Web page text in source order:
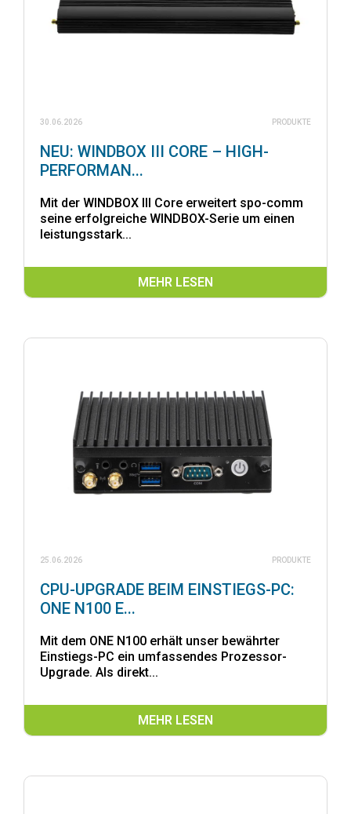
30.06.2026 PRODUKTE
NEU: WINDBOX III CORE – HIGH-
PERFORMAN...
Mit der WINDBOX III Core erweitert spo-comm
seine erfolgreiche WINDBOX-Serie um einen
leistungsstark...
MEHR LESEN
25.06.2026 PRODUKTE
CPU-UPGRADE BEIM EINSTIEGS-PC:
ONE N100 E...
Mit dem ONE N100 erhält unser bewährter
Einstiegs-PC ein umfassendes Prozessor-
Upgrade. Als direkt...
MEHR LESEN